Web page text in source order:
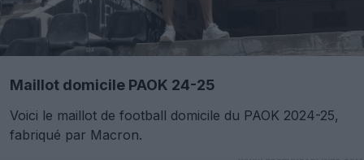
Maillot domicile PAOK 24-25
Voici le maillot de football domicile du PAOK 2024-25,
fabriqué par Macron.